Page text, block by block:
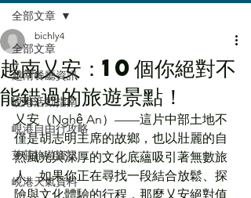
全部文章
越南餐廳資訊
峴港活動指南
峴港自由行攻略
芽莊旅遊資訊
峴港天氣資料
全部文章
越南乂安：10個你絕對不
能錯過的旅遊景點！
bichly4
乂安（Nghệ An）——這片中部土地不
僅是胡志明主席的故鄉，也以壯麗的自
然風光與深厚的文化底蘊吸引著無數旅
人。如果你正在尋找一段結合放鬆、探
險與文化體驗的行程，那麼乂安絕對值